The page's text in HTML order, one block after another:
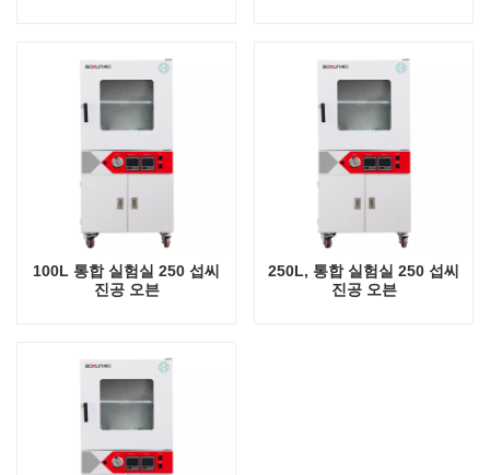
100L 통합 실험실 250 섭씨
진공 오븐
250L, 통합 실험실 250 섭씨
진공 오븐